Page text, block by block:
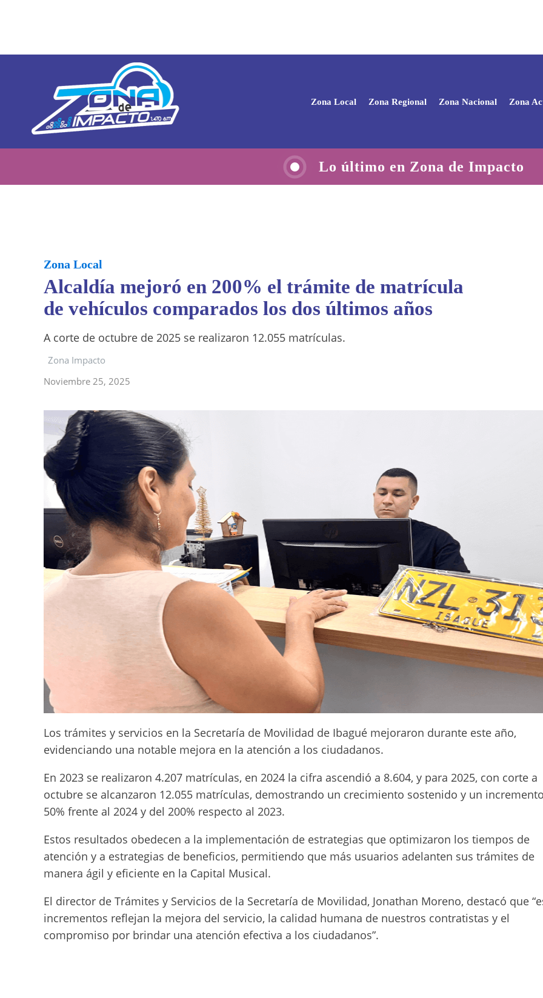
Zona Local Zona Regional Zona Nacional Zona
Lo último en Zona de Impacto
Zona Local
Alcaldía mejoró en 200% el trámite de matrícula
de vehículos comparados los dos últimos años
A corte de octubre de 2025 se realizaron 12.055 matrículas.
Zona Impacto
Noviembre 25, 2025
Los trámites y servicios en la Secretaría de Movilidad de Ibagué mejoraron durante este año,
evidenciando una notable mejora en la atención a los ciudadanos.
En 2023 se realizaron 4.207 matrículas, en 2024 la cifra ascendió a 8.604, y para 2025, con corte a
octubre se alcanzaron 12.055 matrículas, demostrando un crecimiento sostenido y un
50% frente al 2024 y del 200% respecto al 2023.
Estos resultados obedecen a la implementación de estrategias que optimizaron los tiempos de
atención y a estrategias de beneficios, permitiendo que más usuarios adelanten sus trámites de
manera ágil y eficiente en la Capital Musical.
El director de Trámites y Servicios de la Secretaría de Movilidad, Jonathan Moreno, destacó que
incrementos reflejan la mejora del servicio, la calidad humana de nuestros contratistas y el
compromiso por brindar una atención efectiva a los ciudadanos”.